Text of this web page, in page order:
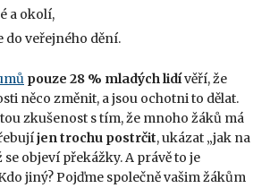
a okolí,
do veřejného dění.
pouze 28 % mladých lidívěří, že
něco změnit, a jsou ochotni to dělat.
zkušenost s tím, že mnoho žáků má
jen trochu postrčit, ukázat „jak na
objeví překážky. A právě to je
jiný? Pojďme společně vašim žákům